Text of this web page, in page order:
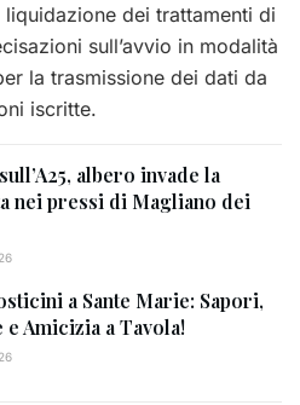
dei trattamenti di
sull’avvio in modalità
la trasmissione dei dati da
iscritte.
albero invade la
nei pressi di Magliano dei
a Sante Marie: Sapori,
Amicizia a Tavola!